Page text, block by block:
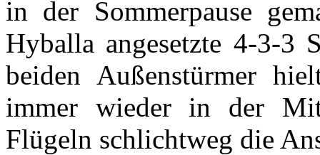
in der Sommerpause
Hyballa angesetzte 4-3-3
beiden Außenstürmer
immer wieder in der
Flügeln schlichtweg die